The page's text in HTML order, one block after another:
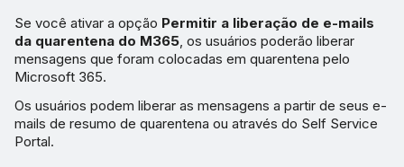
Se você ativar a opção Permitir a liberação de e-mails
da quarentena do M365 , os usuários poderão liberar
mensagens que foram colocadas em quarentena pelo
Microsoft 365.
Os usuários podem liberar as mensagens a partir de seus e-
mails de resumo de quarentena ou através do Self Service
Portal.